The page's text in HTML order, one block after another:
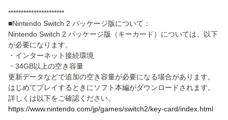
**********************
■Nintendo Switch 2 パッケージ版について：
Nintendo Switch 2 パッケージ版（キーカード）については、以下
が必要になります。
・インターネット接続環境
・34GB以上の空き容量
更新データなどで追加の空き容量が必要になる場合があります。
はじめてプレイするときにソフト本編がダウンロードされます。
詳しくは以下をご確認ください。
https://www.nintendo.com/jp/games/switch2/key-card/index.html